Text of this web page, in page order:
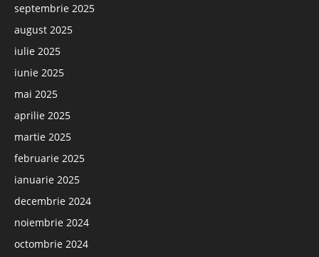
septembrie 2025
august 2025
iulie 2025
iunie 2025
mai 2025
aprilie 2025
martie 2025
februarie 2025
ianuarie 2025
decembrie 2024
noiembrie 2024
octombrie 2024